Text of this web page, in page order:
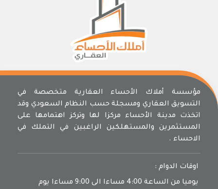
مؤسسة أملاك الأحساء العقارية متخصصة في
التسويق العقاري ومسجلة حسب النظام السعودي وقد
اتخذت مدينة الأحساء مركزا لها وتركز اهتمامها على
المستثمرين والمستهلكين الراغبين في التملك في
الاحساء .
اوقات الدوام :
يوميا من الساعة 4:00 مساءا الى 9:00 مساءا يوم